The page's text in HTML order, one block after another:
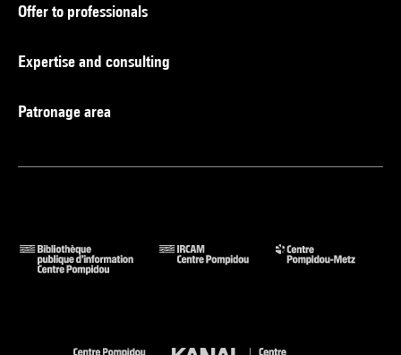
Offer to professionals
Expertise and consulting
Patronage area